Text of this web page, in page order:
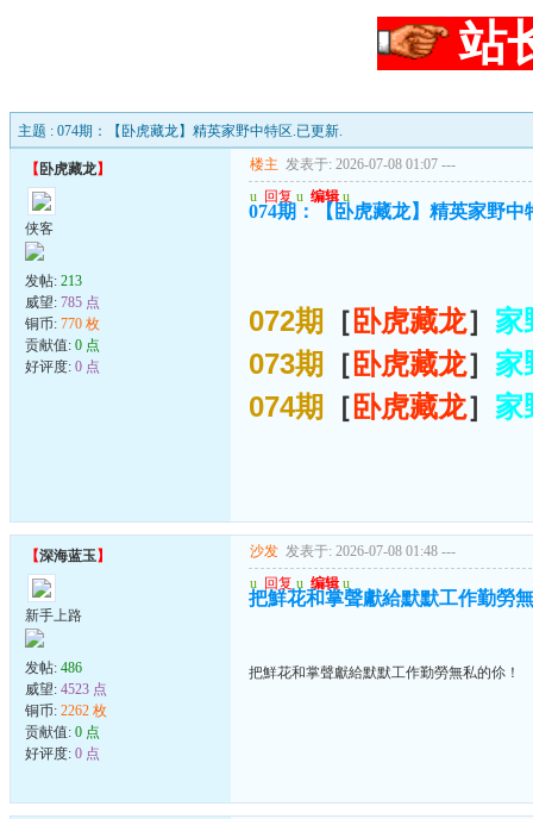
站
主题 : 074期：【卧虎藏龙】精英家野中特区.已更新.
【 卧虎藏龙】
侠客
发帖: 213
威望: 785 点
铜币: 770 枚
贡献值: 0 点
好评度: 0 点
楼主 发表于: 2026-07-08 01:07 ---
u 回复 u 编辑 u
074期：【卧虎藏龙】精英家野中
072期 ［ 卧虎藏龙］ 家
073期
［ 卧虎藏龙］ 家
074期
［ 卧虎藏龙］ 家
【深海蓝玉】
新手上路
发帖: 486
威望: 4523 点
铜币: 2262 枚
贡献值: 0 点
好评度: 0 点
沙发 发表于: 2026-07-08 01:48 ---
u 回复 u 编辑 u
把鮮花和掌聲獻給默默工作勤勞
把鮮花和掌聲獻給默默工作勤勞無私的伱！